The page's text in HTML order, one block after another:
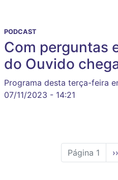
PODCAST
Com perguntas
do Ouvido
Programa desta terça-feira
07/11/2023 - 14:21
Página 1 ››